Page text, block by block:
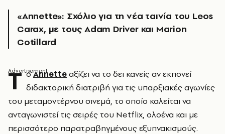
«Annette»: Σχόλιο για τη νέα ταινία του Leos
Carax, με τους Adam Driver και Marion
Cotillard
Τ οAnnetteαξίζει να το δει κανείς αν εκπονεί
διδακτορική διατριβή για τις υπαρξιακές αγωνίες
του μεταμοντέρνου σινεμά, το οποίο καλείται να
ανταγωνιστεί τις σειρές του Netflix, ολοένα και με
περισσότερο παρατραβηγμένους εξυπνακισμούς.